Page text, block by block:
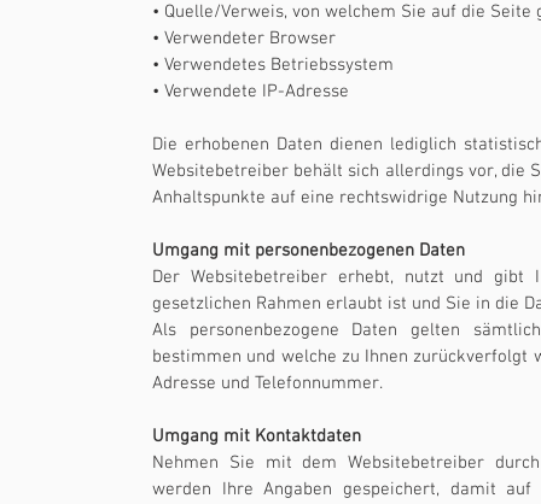
• Quelle/Verweis, von welchem Sie auf die Seite
• Verwendeter Browser
• Verwendetes Betriebssystem
• Verwendete IP-Adresse
Die erhobenen Daten dienen lediglich
Websitebetreiber behält sich allerdings vor, die
Anhaltspunkte auf eine rechtswidrige Nutzung
Umgang mit personenbezogenen Daten
Der Websitebetreiber erhebt, nutzt und gibt
gesetzlichen Rahmen erlaubt ist und Sie in die
Als personenbezogene Daten gelten
bestimmen und welche zu Ihnen zurückverfolgt
Adresse und Telefonnummer.
Umgang mit Kontaktdaten
Nehmen Sie mit dem Websitebetreiber
werden Ihre Angaben gespeichert, damit